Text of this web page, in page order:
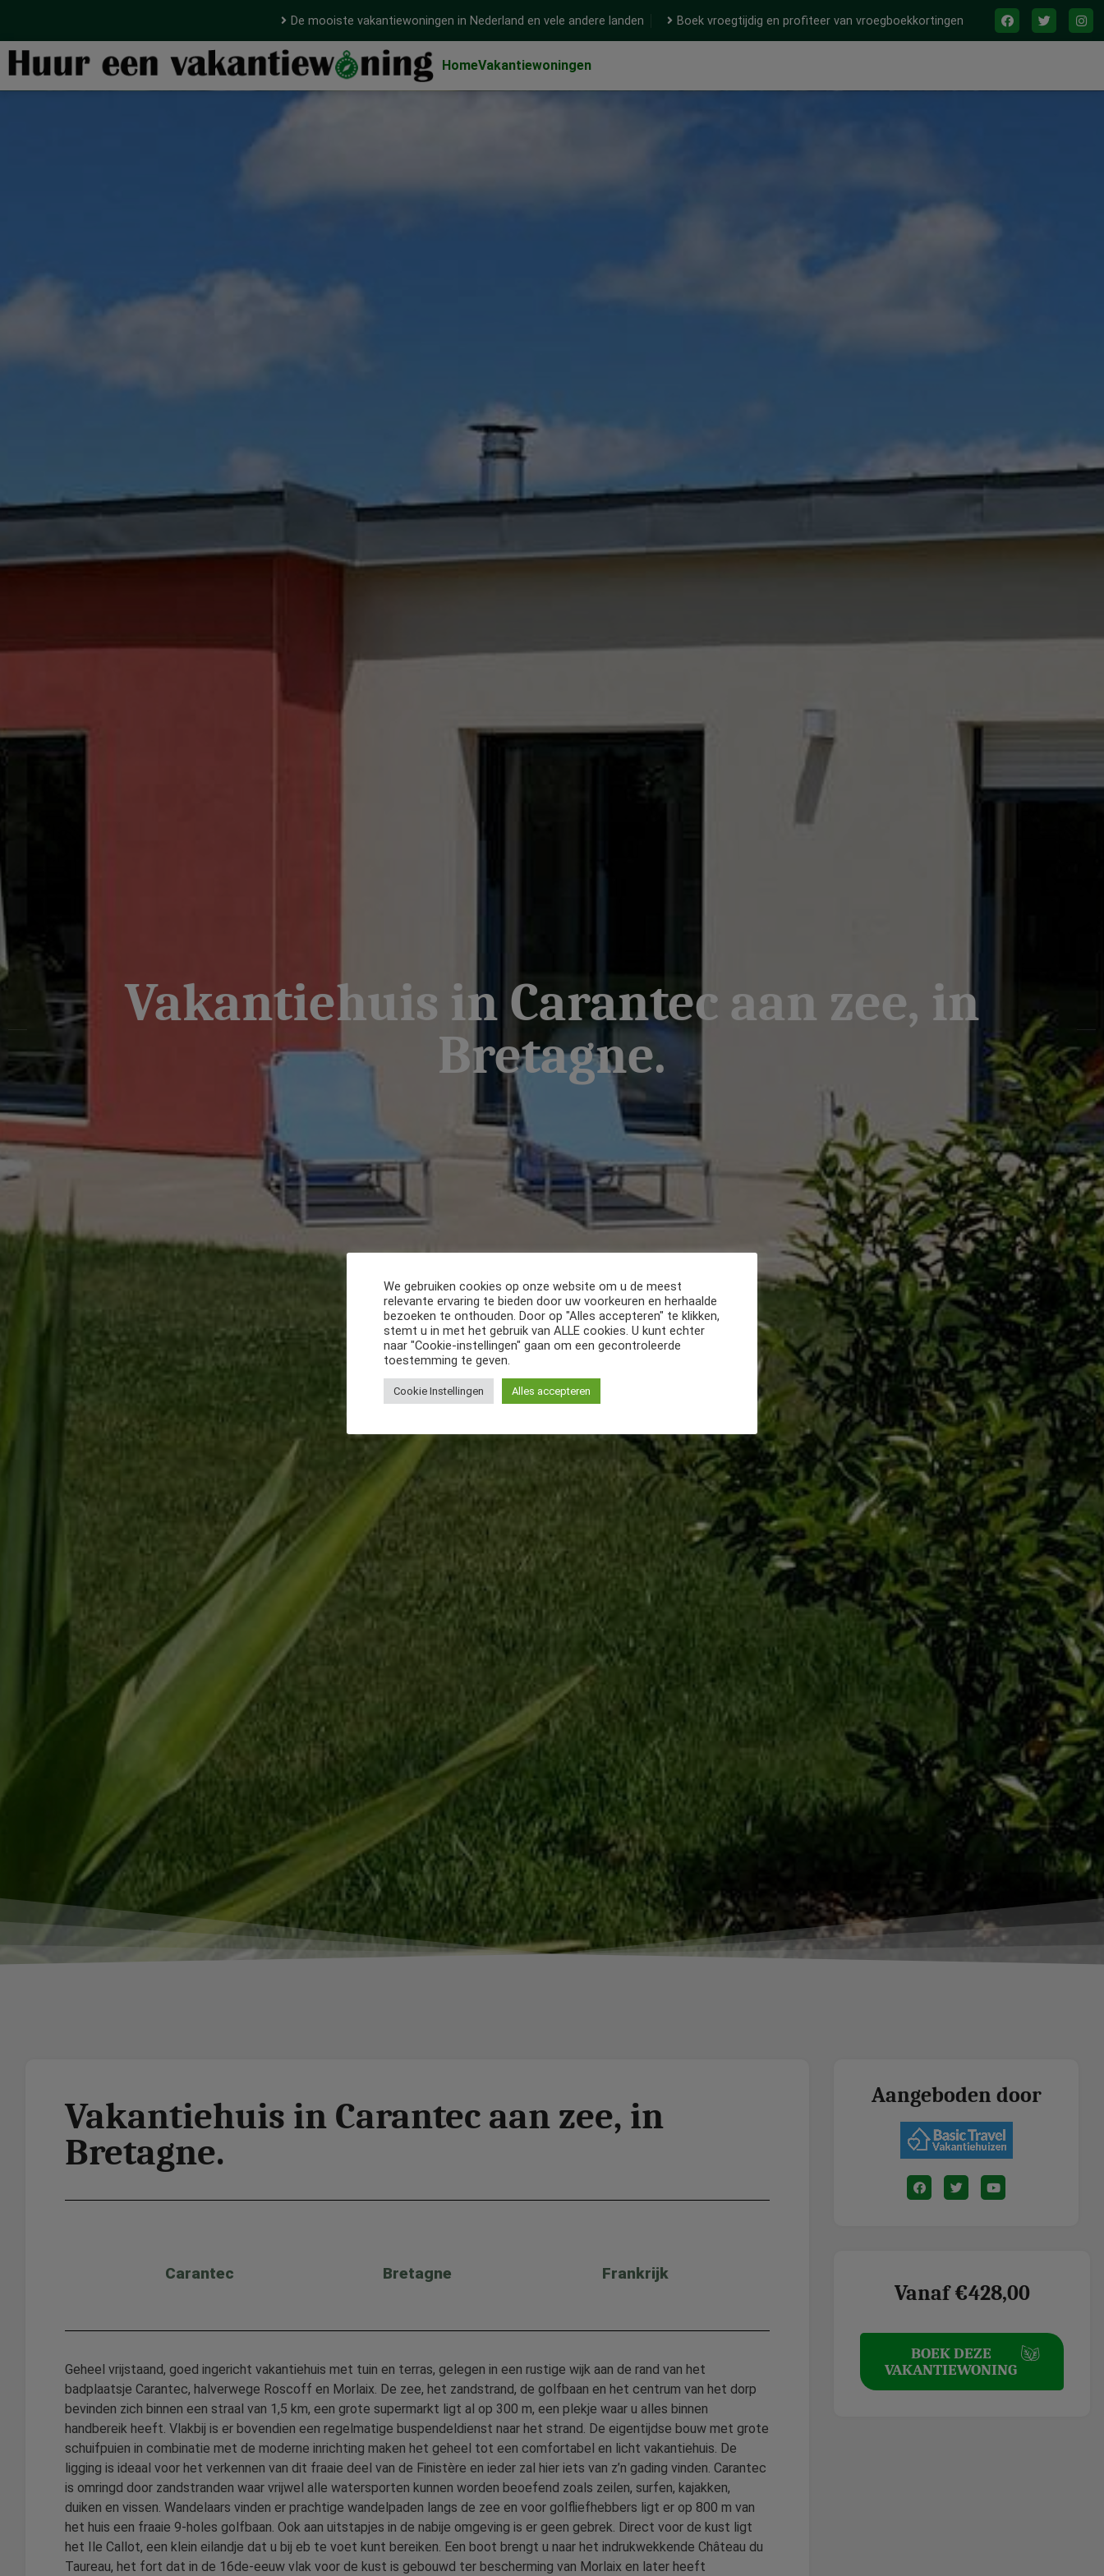
De mooiste vakantiewoningen in Nederland en vele andere landen Boek vroegtijdig en profiteer van vroegboekkortingen
HomeVakantiewoningen
Vakantiehuis in Carantec aan zee, in
Bretagne.
Vakantiehuis in Carantec aan zee, in
Bretagne.
Carantec Bretagne Frankrijk
Geheel vrijstaand, goed ingericht vakantiehuis met tuin en terras, gelegen in een rustige wijk aan de rand van het
badplaatsje Carantec, halverwege Roscoff en Morlaix. De zee, het zandstrand, de golfbaan en het centrum van het dorp
bevinden zich binnen een straal van 1,5 km, een grote supermarkt ligt al op 300 m, een plekje waar u alles binnen
handbereik heeft. Vlakbij is er bovendien een regelmatige buspendeldienst naar het strand. De eigentijdse bouw met grote
schuifpuien in combinatie met de moderne inrichting maken het geheel tot een comfortabel en licht vakantiehuis. De
ligging is ideaal voor het verkennen van dit fraaie deel van de Finistère en ieder zal hier iets van z’n gading vinden. Carantec
is omringd door zandstranden waar vrijwel alle watersporten kunnen worden beoefend zoals zeilen, surfen, kajakken,
duiken en vissen. Wandelaars vinden er prachtige wandelpaden langs de zee en voor golfliefhebbers ligt er op 800 m van
het huis een fraaie 9-holes golfbaan. Ook aan uitstapjes in de nabije omgeving is er geen gebrek. Direct voor de kust ligt
het Ile Callot, een klein eilandje dat u bij eb te voet kunt bereiken. Een boot brengt u naar het indrukwekkende Château du
Taureau, het fort dat in de 16de-eeuw vlak voor de kust is gebouwd ter bescherming van Morlaix en later heeft
Aangeboden door
Vanaf €428,00
BOEK DEZE
VAKANTIEWONING
We gebruiken cookies op onze website om u de meest
relevante ervaring te bieden door uw voorkeuren en herhaalde
bezoeken te onthouden. Door op "Alles accepteren" te klikken,
stemt u in met het gebruik van ALLE cookies. U kunt echter
naar "Cookie-instellingen" gaan om een gecontroleerde
toestemming te geven.
Cookie Instellingen Alles accepteren